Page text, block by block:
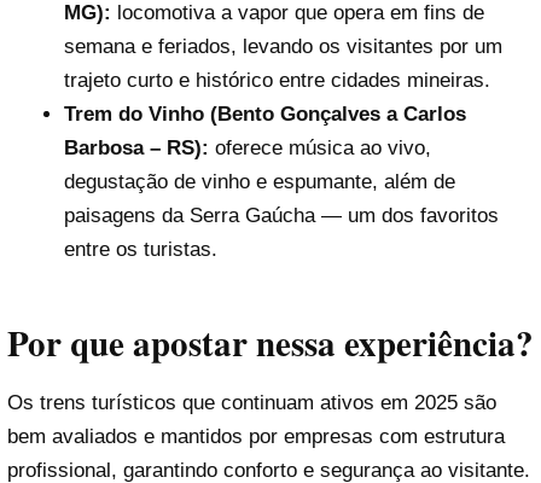
MG): locomotiva a vapor que opera em fins de
semana e feriados, levando os visitantes por um
trajeto curto e histórico entre cidades mineiras.
Trem do Vinho (Bento Gonçalves a Carlos
Barbosa – RS): oferece música ao vivo,
degustação de vinho e espumante, além de
paisagens da Serra Gaúcha — um dos favoritos
entre os turistas.
Por que apostar nessa experiência?
Os trens turísticos que continuam ativos em 2025 são
bem avaliados e mantidos por empresas com estrutura
profissional, garantindo conforto e segurança ao visitante.